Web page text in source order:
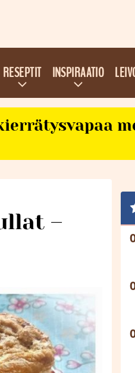
RESEPTIT INSPIRAATIO
–